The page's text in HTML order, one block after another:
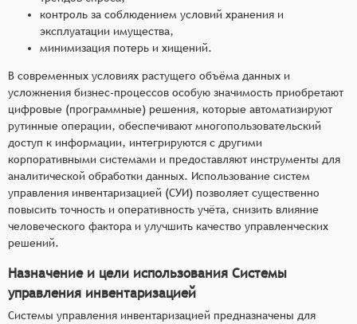
контроль за соблюдением условий хранения и
эксплуатации имущества,
минимизация потерь и хищений.
В современных условиях растущего объёма данных и
усложнения бизнес-процессов особую значимость приобретают
цифровые (программные) решения, которые автоматизируют
рутинные операции, обеспечивают многопользовательский
доступ к информации, интегрируются с другими
корпоративными системами и предоставляют инструменты для
аналитической обработки данных. Использование систем
управления инвентаризацией (СУИ) позволяет существенно
повысить точность и оперативность учёта, снизить влияние
человеческого фактора и улучшить качество управленческих
решений.
Назначение и цели использования Системы
управления инвентаризацией
Системы управления инвентаризацией предназначены для